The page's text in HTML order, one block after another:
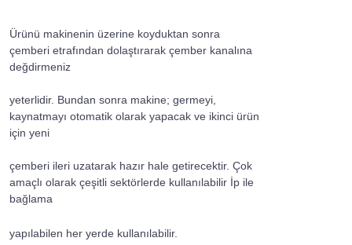
Ürünü makinenin üzerine koyduktan sonra
çemberi etrafından dolaştırarak çember kanalına
değdirmeniz
yeterlidir. Bundan sonra makine; germeyi,
kaynatmayı otomatik olarak yapacak ve ikinci ürün
için yeni
çemberi ileri uzatarak hazır hale getirecektir. Çok
amaçlı olarak çeşitli sektörlerde kullanılabilir İp ile
bağlama
yapılabilen her yerde kullanılabilir.